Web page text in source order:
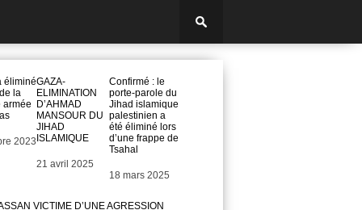
éliminé
la
armée
2023
GAZA-
ELIMINATION
D’AHMAD
MANSOUR DU
JIHAD
ISLAMIQUE
Date
21 avril 2025
Confirmé : le
porte-parole du
Jihad islamique
palestinien a
été éliminé lors
d’une frappe de
Tsahal
Date
18 mars 2025
VICTIME D’UNE AGRESSION